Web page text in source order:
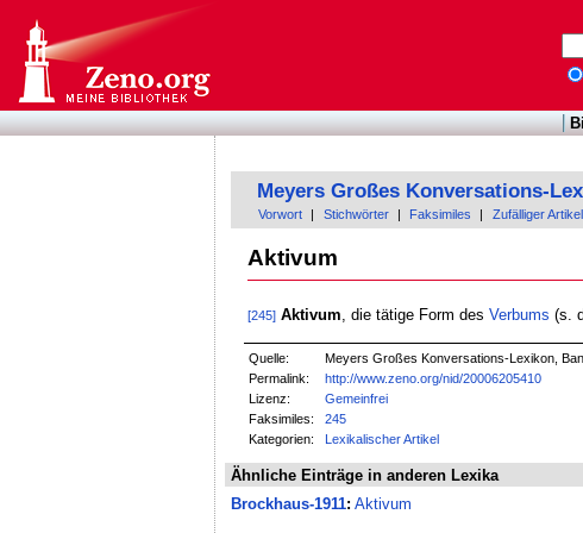
Meyers Großes Konversations-
Vorwort Stichwörter Faksimiles Zufälliger Artikel
Aktivum
[245] Aktivum , die tätige Form des Verbums (s.
Quelle:
Meyers Großes Konversations-Lexikon,
Permalink:
http://www.zeno.org/nid/20006205410
Lizenz:
Gemeinfrei
Faksimiles:
245
Kategorien:
Lexikalischer Artikel
Ähnliche Einträge in anderen Lexika
Brockhaus-1911: Aktivum